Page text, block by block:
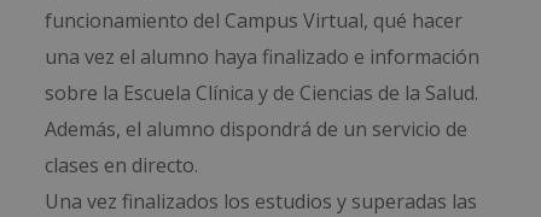
funcionamiento del Campus Virtual, qué hacer
una vez el alumno haya finalizado e información
sobre la Escuela Clínica y de Ciencias de la Salud.
Además, el alumno dispondrá de un servicio de
clases en directo.
Una vez finalizados los estudios y superadas las